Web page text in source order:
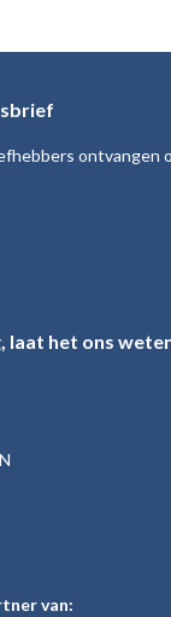
ontvangen
laat het ons
van: